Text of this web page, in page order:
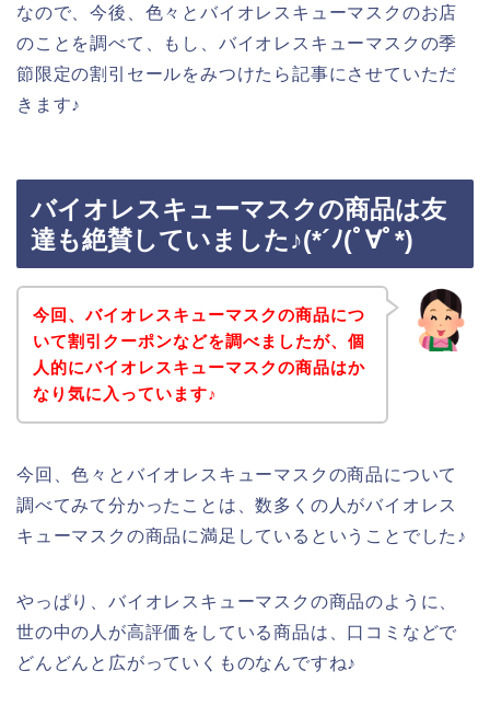
なので、今後、色々とバイオレスキューマスクのお店
のことを調べて、もし、バイオレスキューマスクの季
節限定の割引セールをみつけたら記事にさせていただ
きます♪
バイオレスキューマスクの商品は友
達も絶賛していました♪(*´ﾉ(ﾟ∀ﾟ*)
今回、バイオレスキューマスクの商品につ
いて割引クーポンなどを調べましたが、個
人的にバイオレスキューマスクの商品はか
なり気に入っています♪
今回、色々とバイオレスキューマスクの商品について
調べてみて分かったことは、数多くの人がバイオレス
キューマスクの商品に満足しているということでした♪
やっぱり、バイオレスキューマスクの商品のように、
世の中の人が高評価をしている商品は、口コミなどで
どんどんと広がっていくものなんですね♪